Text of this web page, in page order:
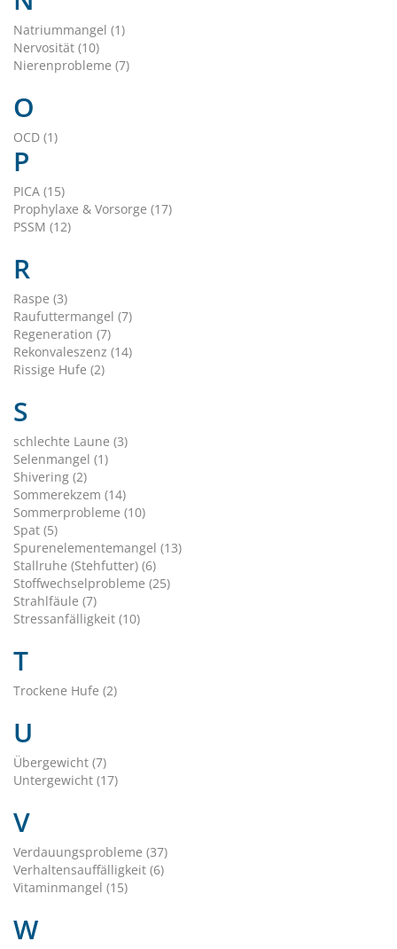
Natriummangel (1)
Nervosität (10)
Nierenprobleme (7)
O
OCD (1)
P
PICA (15)
Prophylaxe & Vorsorge (17)
PSSM (12)
R
Raspe (3)
Raufuttermangel (7)
Regeneration (7)
Rekonvaleszenz (14)
Rissige Hufe (2)
S
schlechte Laune (3)
Selenmangel (1)
Shivering (2)
Sommerekzem (14)
Sommerprobleme (10)
Spat (5)
Spurenelementemangel (13)
Stallruhe (Stehfutter) (6)
Stoffwechselprobleme (25)
Strahlfäule (7)
Stressanfälligkeit (10)
T
Trockene Hufe (2)
U
Übergewicht (7)
Untergewicht (17)
V
Verdauungsprobleme (37)
Verhaltensauffälligkeit (6)
Vitaminmangel (15)
W